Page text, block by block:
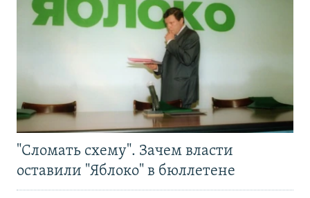
"Сломать схему". Зачем власти
оставили "Яблоко" в бюллетене